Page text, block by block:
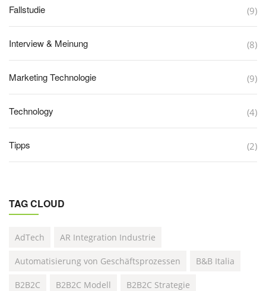
Fallstudie (9)
Interview & Meinung (8)
Marketing Technologie (9)
Technology (4)
Tipps (2)
TAG CLOUD
AdTech AR Integration Industrie
Automatisierung von Geschäftsprozessen B&B Italia
B2B2C B2B2C Modell B2B2C Strategie